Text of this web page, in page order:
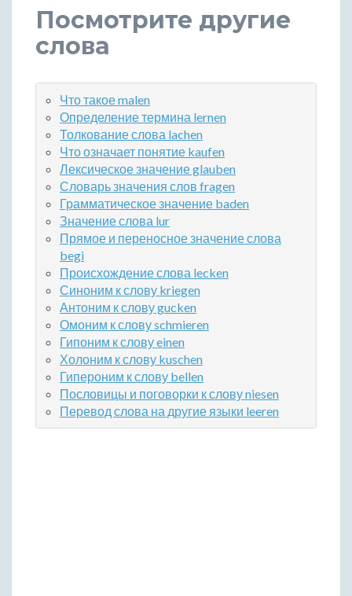
Посмотрите другие
слова
Что такое malen
Определение термина lernen
Толкование слова lachen
Что означает понятие kaufen
Лексическое значение glauben
Словарь значения слов fragen
Грамматическое значение baden
Значение слова lur
Прямое и переносное значение слова
begi
Происхождение слова lecken
Синоним к слову kriegen
Антоним к слову gucken
Омоним к слову schmieren
Гипоним к слову einen
Холоним к слову kuschen
Гипероним к слову bellen
Пословицы и поговорки к слову niesen
Перевод слова на другие языки leeren